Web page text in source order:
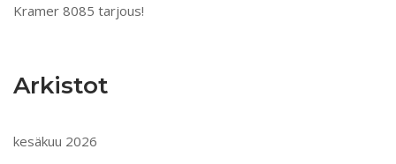
Kramer 8085 tarjous!
Arkistot
kesäkuu 2026